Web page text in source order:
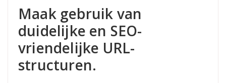
Maak gebruik van
duidelijke en SEO-
vriendelijke URL-
structuren.